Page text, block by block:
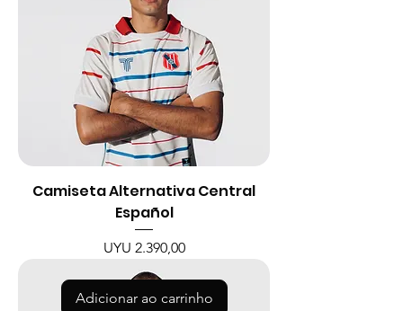
Camiseta Alternativa Central
Español
Preço
UYU 2.390,00
Adicionar ao carrinho